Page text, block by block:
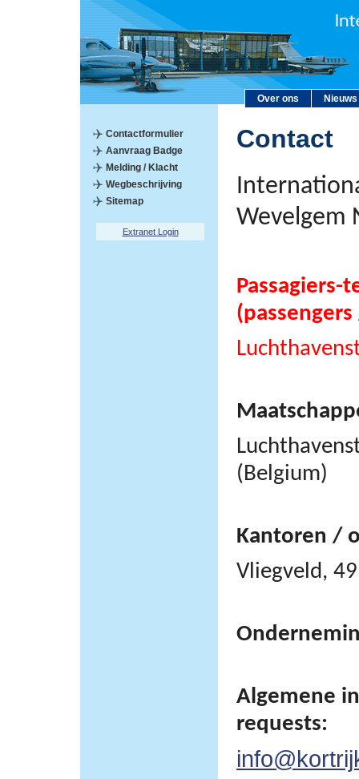
Over ons Nieuws
Contactformulier
Aanvraag Badge
Melding / Klacht
Wegbeschrijving
Sitemap
Extranet Login
Contact
Wevelgem
Passagiers-
(Belgium)
Kantoren /
Vliegveld,
Algemene
requests: